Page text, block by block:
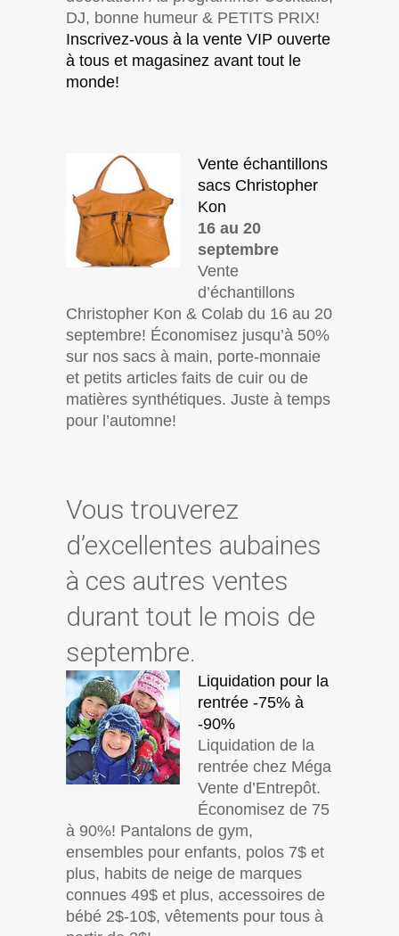
DJ, bonne humeur & PETITS PRIX!
Inscrivez-vous à la vente VIP ouverte
à tous et magasinez avant tout le
monde!
Vente échantillons
sacs Christopher
Kon
16 au 20
septembre
Vente
d’échantillons
Christopher Kon & Colab du 16 au 20
septembre! Économisez jusqu’à 50%
sur nos sacs à main, porte-monnaie
et petits articles faits de cuir ou de
matières synthétiques. Juste à temps
pour l’automne!
Vous trouverez
d’excellentes aubaines
à ces autres ventes
durant tout le mois de
septembre.
Liquidation pour la
rentrée -75% à
-90%
Liquidation de la
rentrée chez Méga
Vente d’Entrepôt.
Économisez de 75
à 90%! Pantalons de gym,
ensembles pour enfants, polos 7$ et
plus, habits de neige de marques
connues 49$ et plus, accessoires de
bébé 2$-10$, vêtements pour tous à